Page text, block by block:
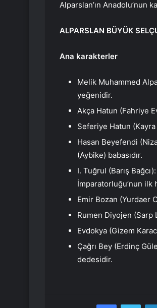
Alparslan’ın Anadolu’nun
ALPARSLAN BÜYÜK
Ana karakterler
Melik Muhammed
yeğenidir.
Akça Hatun (Fahriye
Seferiye Hatun (Kayra
Hasan Beyefendi
(Aybike) babasıdır.
I. Tuğrul (Barış
İmparatorluğu’nun ilk
Emir Bozan (Yurdaer
Rumen Diyojen (Sarp
Evdokya (Gizem
Çağrı Bey (Erdinç
dedesidir.
Facebook